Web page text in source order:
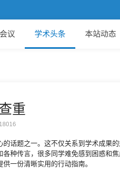
议 学术头条 本站动态
重
18016
话题之一。这不仅关系到学术成果的
种传言，很多同学难免感到困惑和
一份清晰实用的行动指南。